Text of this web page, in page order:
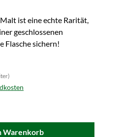
ist eine echte Rarität,
geschlossenen
Flasche sichern!
Warenkorb